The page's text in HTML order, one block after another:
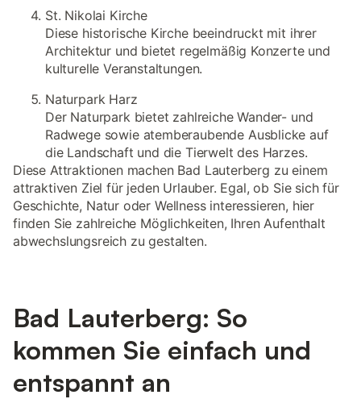
St. Nikolai Kirche
Diese historische Kirche beeindruckt mit ihrer
Architektur und bietet regelmäßig Konzerte und
kulturelle Veranstaltungen.
Naturpark Harz
Der Naturpark bietet zahlreiche Wander- und
Radwege sowie atemberaubende Ausblicke auf
die Landschaft und die Tierwelt des Harzes.
Diese Attraktionen machen Bad Lauterberg zu einem
attraktiven Ziel für jeden Urlauber. Egal, ob Sie sich für
Geschichte, Natur oder Wellness interessieren, hier
finden Sie zahlreiche Möglichkeiten, Ihren Aufenthalt
abwechslungsreich zu gestalten.
Bad Lauterberg: So
kommen Sie einfach und
entspannt an